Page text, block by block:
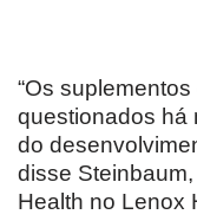
“Os
questionados há
do
disse
Health no Lenox